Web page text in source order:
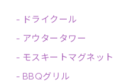
- ドライクール
- アウタータワー
- モスキートマグネット
- BBQグリル